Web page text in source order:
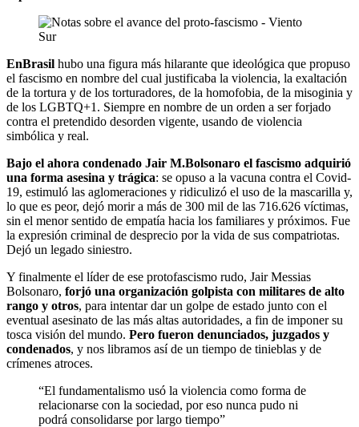
EnBrasil hubo una figura más hilarante que ideológica que propuso
el fascismo en nombre del cual justificaba la violencia, la exaltación
de la tortura y de los torturadores, de la homofobia, de la misoginia y
de los LGBTQ+1. Siempre en nombre de un orden a ser forjado
contra el pretendido desorden vigente, usando de violencia
simbólica y real.
Bajo el ahora condenado Jair M.Bolsonaro el fascismo adquirió
una forma asesina y trágica: se opuso a la vacuna contra el Covid-
19, estimuló las aglomeraciones y ridiculizó el uso de la mascarilla y,
lo que es peor, dejó morir a más de 300 mil de las 716.626 víctimas,
sin el menor sentido de empatía hacia los familiares y próximos. Fue
la expresión criminal de desprecio por la vida de sus compatriotas.
Dejó un legado siniestro.
Y finalmente el líder de ese protofascismo rudo, Jair Messias
Bolsonaro, forjó una organización golpista con militares de alto
rango y otros, para intentar dar un golpe de estado junto con el
eventual asesinato de las más altas autoridades, a fin de imponer su
tosca visión del mundo. Pero fueron denunciados, juzgados y
condenados, y nos libramos así de un tiempo de tinieblas y de
crímenes atroces.
“El fundamentalismo usó la violencia como forma de
relacionarse con la sociedad, por eso nunca pudo ni
podrá consolidarse por largo tiempo”